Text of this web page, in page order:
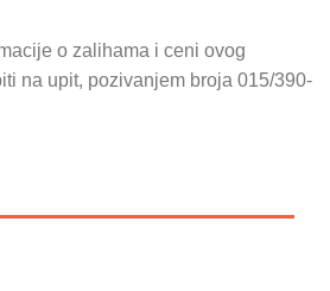
o zalihama i ceni ovog
na upit, pozivanjem broja 015/390-